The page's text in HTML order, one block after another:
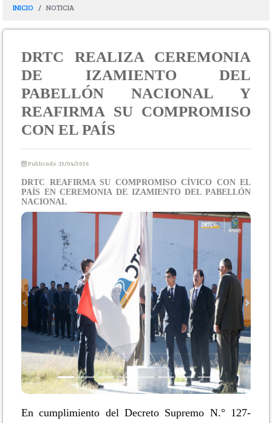
INICIO NOTICIA
DRTC REALIZA CEREMONIA
DE IZAMIENTO DEL
PABELLÓN NACIONAL Y
REAFIRMA SU COMPROMISO
CON EL PAÍS
Publicado :13/04/2026
DRTC REAFIRMA SU COMPROMISO CÍVICO CON EL
PAÍS EN CEREMONIA DE IZAMIENTO DEL PABELLÓN
NACIONAL
Previous Next
En cumplimiento del Decreto Supremo N.° 127-